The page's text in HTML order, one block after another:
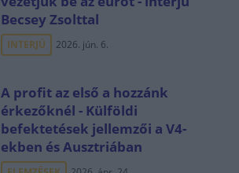
Becsey Zsolttal
INTERJÚ 2026. jún. 6.
A profit az első a hozzánk
érkezőknél - Külföldi
befektetések jellemzői a V4-
ekben és Ausztriában